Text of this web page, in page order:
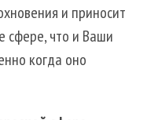
и приносит
сфере,что и Ваши
когда оно